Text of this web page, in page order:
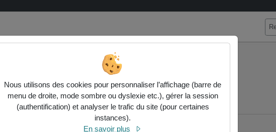
ci-dessous. Vérifiez les options pour ajuster les résultats.
Nous utilisons des cookies pour personnaliser l’affichage (barre de
menu de droite, mode sombre ou dyslexie etc.), gérer la session
(authentification) et analyser le trafic du site (pour certaines
instances).
En savoir plus